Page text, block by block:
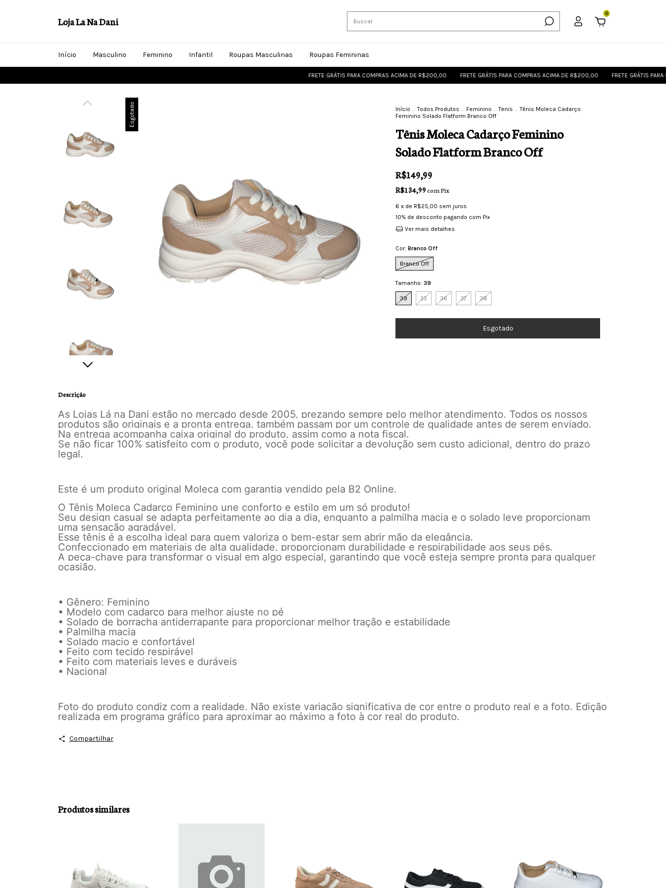
Loja La Na Dani
0
Início Masculino Feminino Infantil Roupas Masculinas Roupas Femininas
FRETE GRÁTIS PARA COMPRAS ACIMA DE R$200,00 FRETE GRÁTIS PARA COMPRAS ACIMA DE R$200,00 FRETE GRÁTIS PARA
Esgotado Início . Todos Produtos . Feminino . Tenis . Tênis Moleca Cadarço
Feminino Solado Flatform Branco Off
Tênis Moleca Cadarço Feminino
Solado Flatform Branco Off
R$149,99
R$134,99comPix
6 x de R$25,00 sem juros
10% de desconto pagando com Pix
Ver mais detalhes
Cor: Branco Off
Branco Off
Tamanho: 39
39 35 36 37 38
Descrição
As Lojas Lá na Dani estão no mercado desde 2005, prezando sempre pelo melhor atendimento. Todos os nossos
produtos são originais e a pronta entrega, também passam por um controle de qualidade antes de serem enviado.
Na entrega acompanha caixa original do produto, assim como a nota fiscal.
Se não ficar 100% satisfeito com o produto, você pode solicitar a devolução sem custo adicional, dentro do prazo
legal.
Este é um produto original Moleca com garantia vendido pela B2 Online.
O Tênis Moleca Cadarço Feminino une conforto e estilo em um só produto!
Seu design casual se adapta perfeitamente ao dia a dia, enquanto a palmilha macia e o solado leve proporcionam
uma sensação agradável.
Esse tênis é a escolha ideal para quem valoriza o bem-estar sem abrir mão da elegância.
Confeccionado em materiais de alta qualidade, proporcionam durabilidade e respirabilidade aos seus pés.
A peça-chave para transformar o visual em algo especial, garantindo que você esteja sempre pronta para qualquer
ocasião.
• Gênero: Feminino
• Modelo com cadarço para melhor ajuste no pé
• Solado de borracha antiderrapante para proporcionar melhor tração e estabilidade
• Palmilha macia
• Solado macio e confortável
• Feito com tecido respirável
• Feito com materiais leves e duráveis
• Nacional
Foto do produto condiz com a realidade. Não existe variação significativa de cor entre o produto real e a foto. Edição
realizada em programa gráfico para aproximar ao máximo a foto à cor real do produto.
Compartilhar
Produtos similares